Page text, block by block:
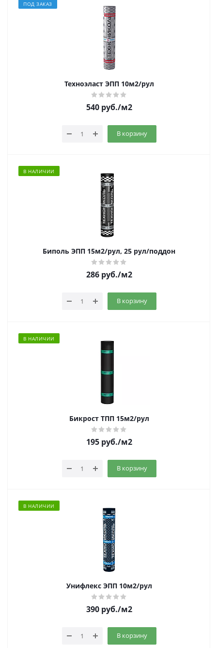
ПОД ЗАКАЗ
Техноэласт ЭПП 10м2/рул
540руб./м2
В корзину
В НАЛИЧИИ
Биполь ЭПП 15м2/рул, 25 рул/поддон
286руб./м2
В корзину
В НАЛИЧИИ
Бикрост ТПП 15м2/рул
195руб./м2
В корзину
В НАЛИЧИИ
Унифлекс ЭПП 10м2/рул
390руб./м2
В корзину